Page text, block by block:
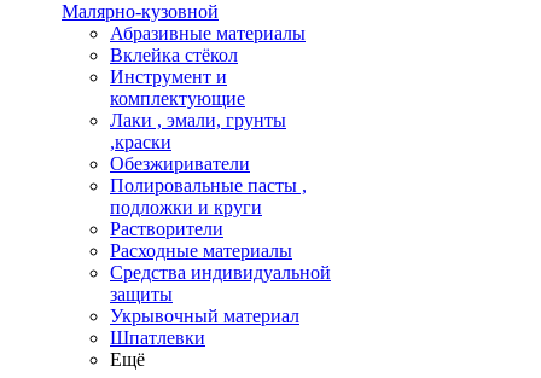
Малярно-кузовной
Абразивные материалы
Вклейка стёкол
Инструмент и
комплектующие
Лаки , эмали, грунты
,краски
Обезжириватели
Полировальные пасты ,
подложки и круги
Растворители
Расходные материалы
Средства индивидуальной
защиты
Укрывочный материал
Шпатлевки
Ещё